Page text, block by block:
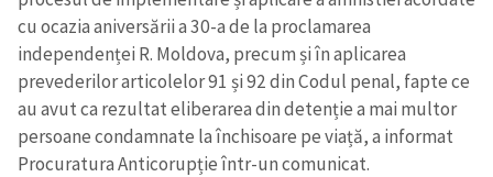
Trimite o informație
Despre ZdG
на русском
cu ocazia aniversării a 30-a de la proclamarea
independenței R. Moldova, precum și în aplicarea
prevederilor articolelor 91 și 92 din Codul penal, fapte ce
au avut ca rezultat eliberarea din detenție a mai multor
persoane condamnate la închisoare pe viață, a informat
Procuratura Anticorupție într-un comunicat.